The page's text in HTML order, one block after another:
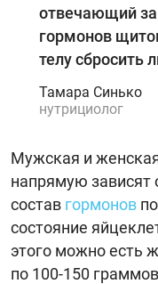
отвечающий
гормонов
телу сбросить
Тамара Синько
нутрициолог
Мужская и
напрямую зависят
состав гормонов
состояние
этого можно есть
по 100-150